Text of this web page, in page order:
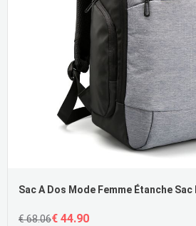
€ 68.06€ 44.90